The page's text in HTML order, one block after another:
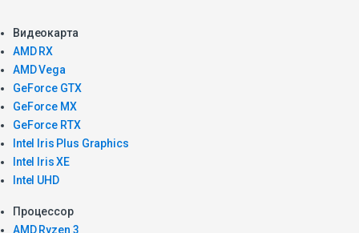
Видеокарта
AMD RX
AMD Vega
GeForce GTX
GeForce MX
GeForce RTX
Intel Iris Plus Graphics
Intel Iris XE
Intel UHD
Процессор
AMD Ryzen 3